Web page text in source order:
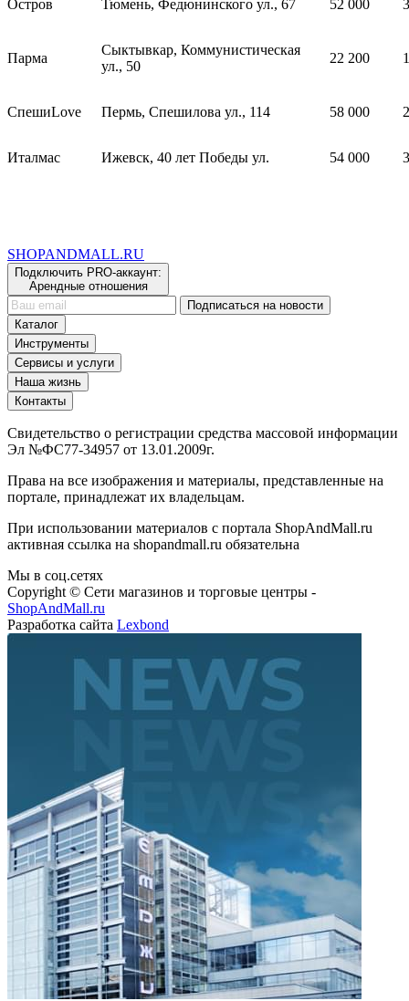
Остров Тюмень, Федюнинского ул., 67 52 000
Парма
Сыктывкар, Коммунистическая
ул., 50
22 200
СпешиLove Пермь, Спешилова ул., 114 58 000
Италмас Ижевск, 40 лет Победы ул. 54 000
SHOPANDMALL.RU
Подключить PRO-аккаунт:
Арендные отношения
Подписаться на новости
Каталог
Инструменты
Сервисы и услуги
Наша жизнь
Контакты
Свидетельство о регистрации средства массовой информации
Эл №ФС77-34957 от 13.01.2009г.
Права на все изображения и материалы, представленные на
портале, принадлежат их владельцам.
При использовании материалов с портала ShopAndMall.ru
активная ссылка на shopandmall.ru обязательна
Мы в соц.сетях
Copyright © Сети магазинов и торговые центры -
ShopAndMall.ru
Разработка сайта Lexbond